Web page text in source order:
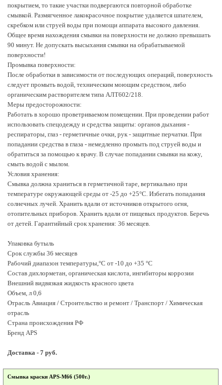
покрытием, то такие участки подвергаются повторной обработке
смывкой. Размягченное лакокрасочное покрытие удаляется шпателем,
скребком или струей воды при помощи аппарата высокого давления.
Общее время нахождения смывки на поверхности не должно превышать
90 минут. Не допускать высыхания смывки на обрабатываемой
поверхности!
Промывка поверхности:
После обработки в зависимости от последующих операций, поверхность
следует промыть водой, техническим моющим средством, либо
органическим растворителем типа АЛТ602/218.
Меры предосторожности:
Работать в хорошо проветриваемом помещении. При проведении работ
использовать спецодежду и средства защиты: органов дыхания -
респираторы, глаз - герметичные очки, рук - защитные перчатки. При
попадании средства в глаза - немедленно промыть под струей воды и
обратиться за помощью к врачу. В случае попадании смывки на кожу,
смыть водой с мылом.
Условия хранения:
Смывка должна храниться в герметичной таре, вертикально при
температуре окружающей среды от -25 до +25°С. Избегать попадания
солнечных лучей. Хранить вдали от источников открытого огня,
отопительных приборов. Хранить вдали от пищевых продуктов. Беречь
от детей. Гарантийный срок хранения: 36 месяцев.
Упаковка бутыль
Срок службы 36 месяцев
Рабочий диапазон температуры,°С от -10 до +35 °С
Состав дихлорметан, органическая кислота, ингибиторы коррозии
Внешний видвязкая жидкость красного цвета
Объем, л 0,6
Отрасль Авиация / Строительство и ремонт / Транспорт / Химическая
отрасль
Страна происхождения РФ
Бренд APS
Доставка - 7 руб.
Смывка краски APS-М66 (500г.)